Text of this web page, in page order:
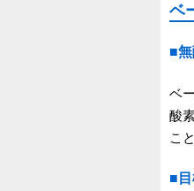
ベ
■
ベ
酸
こ
■